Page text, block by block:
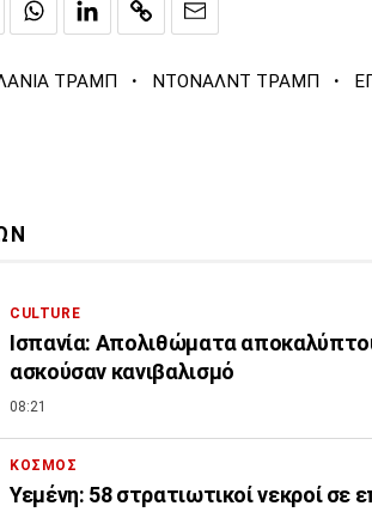
ΤΡΑΜΠ · ΝΤΟΝΑΛΝΤ ΤΡΑΜΠ ·
CULTURE
Ισπανία: Απολιθώματα
ασκούσαν κανιβαλισμό
08:21
ΚΟΣΜΟΣ
Υεμένη: 58 στρατιωτικοί νεκροί σε